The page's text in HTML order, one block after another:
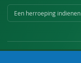
Een herroeping indienen